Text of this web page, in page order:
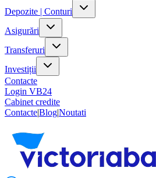
Depozite | Conturi
Asigurări
Transferuri
Investiții
Contacte
Login VB24
Cabinet credite
Contacte|Blog|Noutati